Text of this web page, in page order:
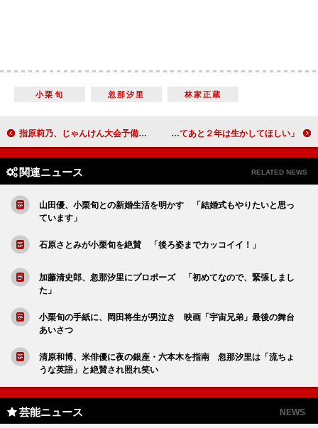
小栗旬 忽那汐里 林家正蔵
指原莉乃、じゃんけん大会予備選初戦で敗退 武道館への凱旋（がいせん）果たせず やなせたかし氏「ディズニーなんて甘い」 「せめてあと２年は生かしてほしい」
関連ニュース RELATED NEWS
山田優、小栗旬との新婚生活を明かす 「結婚式もやりたいと思っ
ています」
石原さとみが小栗旬を絶賛 「後ろ姿までカッコイイ！」
加藤清史郎、忽那汐里にプロポーズ 「初めてなので、緊張しまし
た」
小栗旬の手紙に、岡田将生が男泣き 映画「宇宙兄弟」最後の舞台
あいさつ
清原和博、米俳優に夜の銀座・六本木を指南 忽那汐里は「流ちょ
うな英語」と絶賛され照れ笑い
芸能ニュース NEWS